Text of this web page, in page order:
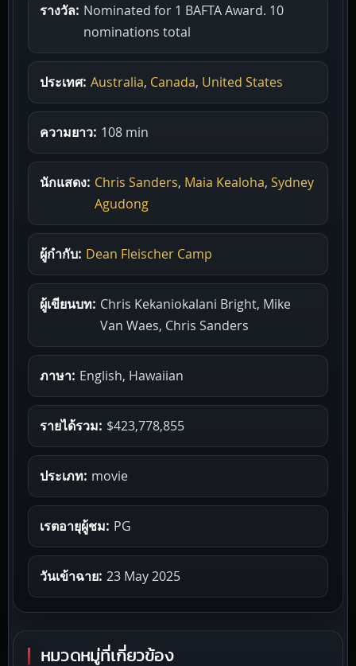
รางวัล: Nominated for 1 BAFTA Award. 10
nominations total
ประเทศ: Australia, Canada, United States
ความยาว: 108 min
นักแสดง: Chris Sanders, Maia Kealoha, Sydney
Agudong
ผู้กำกับ: Dean Fleischer Camp
ผู้เขียนบท: Chris Kekaniokalani Bright, Mike
Van Waes, Chris Sanders
ภาษา: English, Hawaiian
รายได้รวม: $423,778,855
ประเภท: movie
เรตอายุผู้ชม: PG
วันเข้าฉาย: 23 May 2025
หมวดหมู่ที่เกี่ยวข้อง